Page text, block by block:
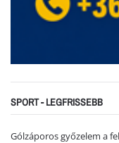
SPORT - LEGFRISSEBB
Gólzáporos győzelem a